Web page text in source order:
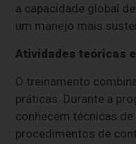
a capacidade global
um manejo mais
Atividades teóricas
O treinamento
práticas. Durante a
conhecem técnicas
procedimentos de